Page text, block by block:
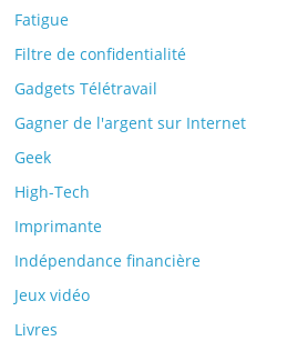
Fatigue
Filtre de confidentialité
Gadgets Télétravail
Gagner de l'argent sur Internet
Geek
High-Tech
Imprimante
Indépendance financière
Jeux vidéo
Livres